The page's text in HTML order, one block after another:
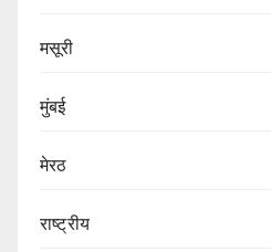
मसूरी
मुंबई
मेरठ
राष्ट्रीय